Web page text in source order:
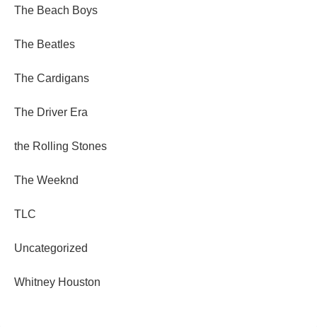
The Beach Boys
The Beatles
The Cardigans
The Driver Era
the Rolling Stones
The Weeknd
TLC
Uncategorized
Whitney Houston